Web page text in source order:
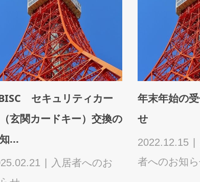
セキュリティカー
（玄関カードキー）交換の
...
入居者へのお
年末年始の
せ
2022.12.15
者へのお知